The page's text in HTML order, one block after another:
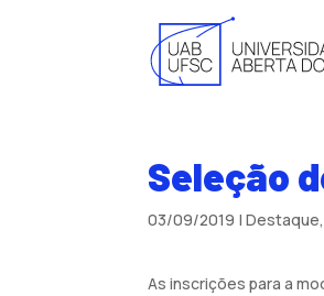
Seleção
03/09/2019 |Destaque
As inscrições para a